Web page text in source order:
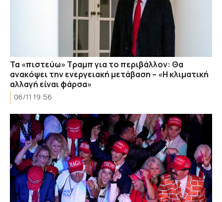
Τα «πιστεύω» Τραμπ για το περιβάλλον: Θα
ανακόψει την ενεργειακή μετάβαση – «Η κλιματική
αλλαγή είναι φάρσα»
06/11 19:56